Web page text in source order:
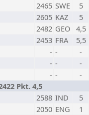
2465 SWE
5
2605 KAZ
5
2482 GEO 4,5
2453 FRA
5,5
- -
-
- -
-
- -
-
Pkt. 4,5
2588 IND
5
2050 ENG
1